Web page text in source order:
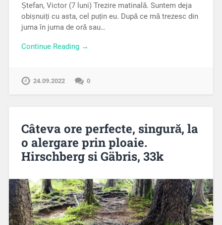
Ștefan, Victor (7 luni) Trezire matinală. Suntem deja
obișnuiți cu asta, cel puțin eu. După ce mă trezesc din
juma în juma de oră sau…
Continue Reading →
24.09.2022 0
Câteva ore perfecte, singură, la
o alergare prin ploaie.
Hirschberg si Gäbris, 33k